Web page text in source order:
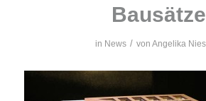
Bausätze
in News / von Angelika